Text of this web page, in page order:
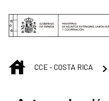
INICIO
CCE - COSTA RICA